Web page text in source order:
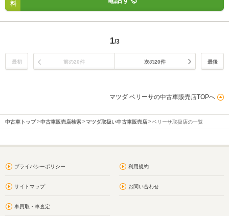
料
1/3
最初 前の20件 次の20件 最後
マツダ ベリーサの中古車販売店TOPへ
中古車トップ 中古車販売店検索 マツダ取扱い中古車販売店 ベリーサ取扱店の一覧
プライバシーポリシー 利用規約
サイトマップ お問い合わせ
車買取・車査定